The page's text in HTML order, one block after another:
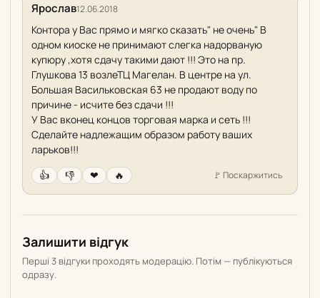
Ярослав12.06.2018
Контора у Вас прямо и мягко сказать" не очень" В
одном киоске не принимают слегка надорваную
купюру ,хотя сдачу такими дают !!! Это на пр.
Глушкова 13 возлеТЦ Магелан. В центре на ул.
Большая Васильковская 63 не продают воду по
причине - исчите без сдачи !!!
У Вас вконец концов торговая марка и сеть !!!
Сделайте надлежащим образом работу ваших
ларьков!!!
👍
👎 ❤ 🔥 🚩 Поскаржитись
Залишити відгук
Перші 3 відгуки проходять модерацію. Потім — публікуються
одразу.